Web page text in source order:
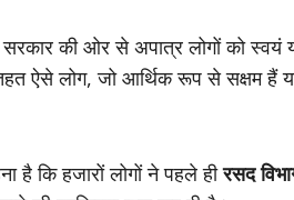
की ओर से अपात्र लोगों को स्वयं
ऐसे लोग, जो आर्थिक रूप से सक्षम हैं
है कि हजारों लोगों ने पहले हीरसद